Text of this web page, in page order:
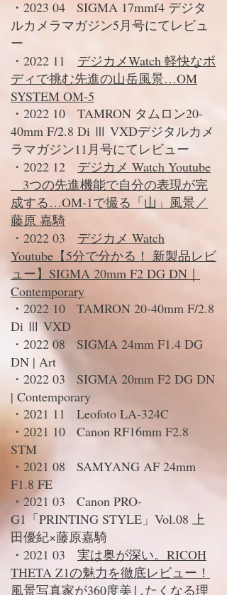
・2023 04 SIGMA 17mmf4 デジタ
ルカメラマガジン5月号にてレビュ
ー
・2022 11 デジカメWatch 軽快なボ
ディで挑む先進の山岳風景…OM
SYSTEM OM-5
・2022 10 TAMRON タムロン20-
40mm F/2.8 Di Ⅲ VXDデジタルカメ
ラマガジン11月号にてレビュー
・2022 12 デジカメ Watch Youtube
3つの先進機能で自分の表現が完
成する…OM-1で撮る「山」風景／
藤原 嘉騎
・2022 03 デジカメ Watch
Youtube 【5分で分かる！ 新製品レビ
ュー】SIGMA 20mm F2 DG DN｜
Contemporary
・2022 10 TAMRON 20-40mm F/2.8
Di Ⅲ VXD
・2022 08 SIGMA 24mm F1.4 DG
DN | Art
・2022 03 SIGMA 20mm F2 DG DN
| Contemporary
・2021 11 Leofoto LA-324C
・2021 10 Canon RF16mm F2.8
STM
・2021 08 SAMYANG AF 24mm
F1.8 FE
・2021 03 Canon PRO-
G1「PRINTING STYLE」Vol.08 上
田優紀×藤原嘉騎
・2021 03 実は奥が深い。RICOH
THETA Z1の魅力を徹底レビュー！
風景写真家が360度美したくなる理